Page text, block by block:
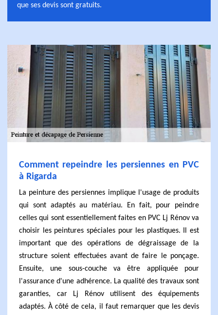
que ses devis sont gratuits.
Comment repeindre les persiennes en PVC
à Rigarda
La peinture des persiennes implique l'usage de produits
qui sont adaptés au matériau. En fait, pour peindre
celles qui sont essentiellement faites en PVC Lj Rénov va
choisir les peintures spéciales pour les plastiques. Il est
important que des opérations de dégraissage de la
structure soient effectuées avant de faire le ponçage.
Ensuite, une sous-couche va être appliquée pour
l'assurance d'une adhérence. La qualité des travaux sont
garanties, car Lj Rénov utilisent des équipements
adaptés. À côté de cela, il faut remarquer que les devis